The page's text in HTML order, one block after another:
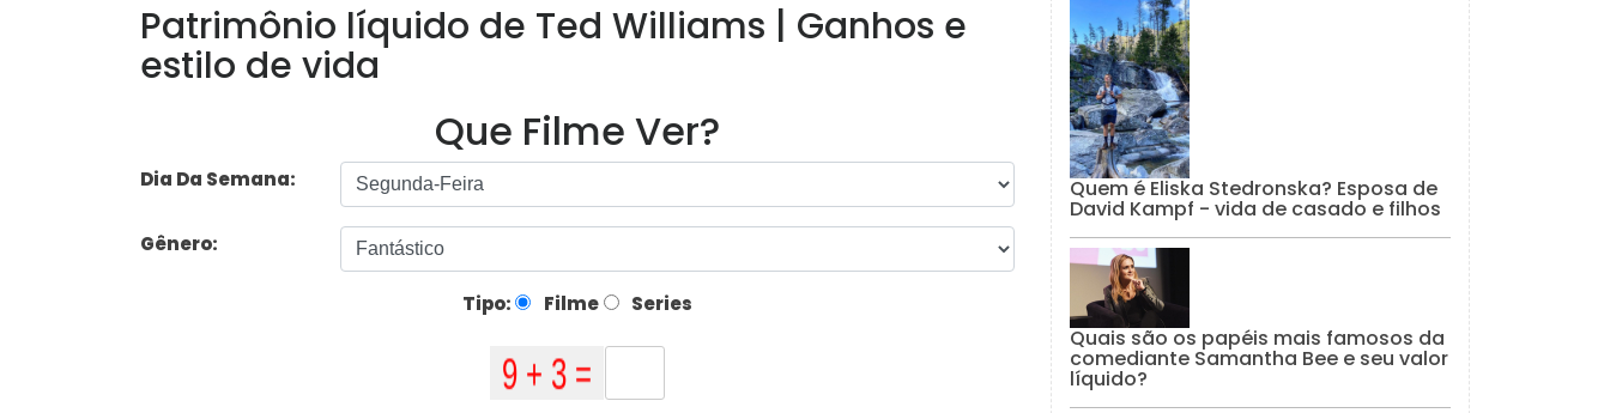
Patrimônio líquido de Ted Williams | Ganhos e
estilo de vida
Que Filme Ver?
Dia Da Semana:
Gênero:
Tipo: Filme Series
Quem é Eliska Stedronska? Esposa de
David Kampf - vida de casado e filhos
Quais são os papéis mais famosos da
comediante Samantha Bee e seu valor
líquido?